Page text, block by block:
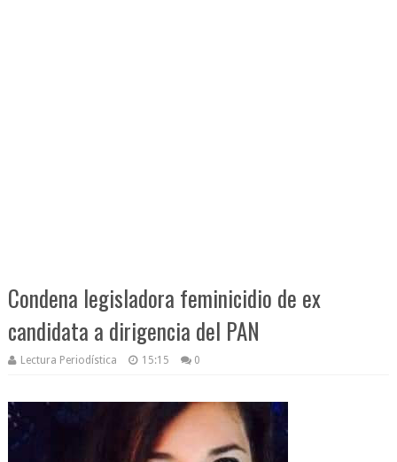
Condena legisladora feminicidio de ex
candidata a dirigencia del PAN
Lectura Periodística 15:15 0